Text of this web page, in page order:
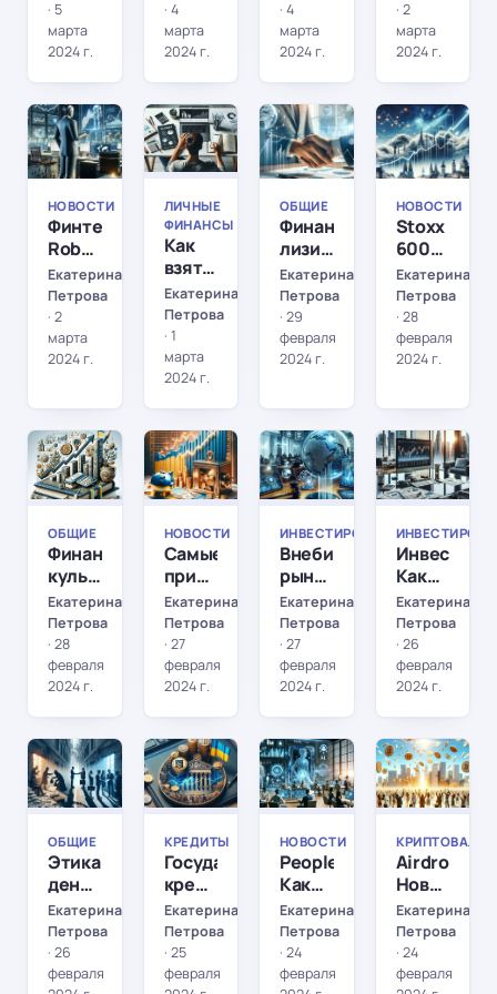
экономики
· 5
марта
2024 г.
налогообложения
· 4
марта
2024 г.
и
минусы
краткосрочной
· 4
марта
2024 г.
хватку,
но
риски
· 2
марта
2024 г.
НОВОСТИ
НОВОСТИ
Финтех:
Robo-
advisor
–
революция
в
управлении
Екатерина
Петрова
· 2
марта
2024 г.
ЛИЧНЫЕ
ФИНАНСЫ
ЛИЧНЫЕ
ФИНАНСЫ
Как
взять
под
контроль
свои
финансы:
практические
онлайн-
инструменты
Екатерина
Петрова
· 1
марта
2024 г.
ОБЩИЕ
ОБЩИЕ
Финансовый
лизинг:
Ваша
альтернатива
традиционному
кредитованию
Екатерина
Петрова
· 29
февраля
2024 г.
НОВОСТИ
НОВОСТИ
Stoxx
600
побивает
рекорд:
ли
ралли?
Екатерина
Петрова
· 28
февраля
2024 г.
ОБЩИЕ
ОБЩИЕ
Финансовая
культура
украинцев:
эволюция,
вызовы,
перспективы
Екатерина
Петрова
· 28
февраля
2024 г.
НОВОСТИ
НОВОСТИ
Самые
прибыльные
банки
Украины:
Руководство
для
разумного
Екатерина
Петрова
· 27
февраля
2024 г.
ИНВЕСТИРОВАНИЕ
ИНВЕСТИРОВАНИЕ
Внебиржевой
рынок:
Новые
возможности
для
инвесторов?
Екатерина
Петрова
· 27
февраля
2024 г.
Как
сохранить
и
увеличить
свои
капиталы
Екатерина
Петрова
· 26
февраля
2024 г.
ОБЩИЕ
ОБЩИЕ
Этика
денег:
коррупция
как
разрушительная
сила в
Екатерина
Петрова
· 26
февраля
КРЕДИТЫ
КРЕДИТЫ
Государственное
кредитование
во
время
войны:
спасательное
Екатерина
Петрова
· 25
февраля
НОВОСТИ
НОВОСТИ
People.ai:
Как
искусственный
интеллект
революционизирует
сферу
Екатерина
Петрова
· 24
февраля
Airdrops:
Новый
способ
заработать
без
Екатерина
Петрова
· 24
февраля